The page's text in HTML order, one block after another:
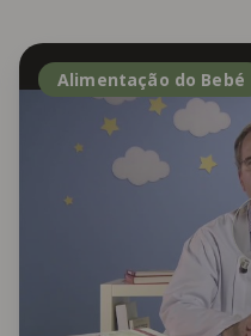
Alimentação do Bebé